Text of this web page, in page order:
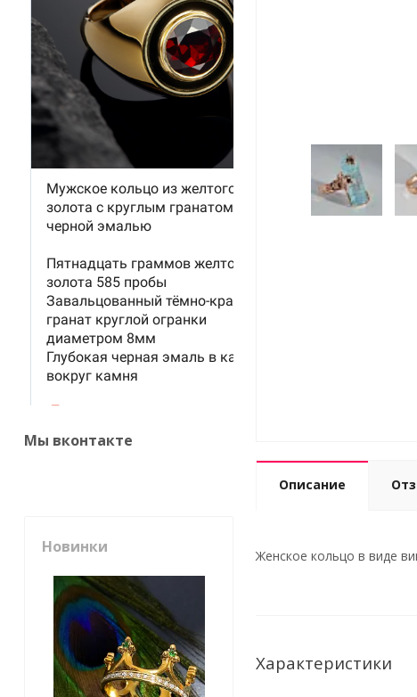
Описание
Женское кольцо в виде
Характеристики
Мы вконтакте
Новинки